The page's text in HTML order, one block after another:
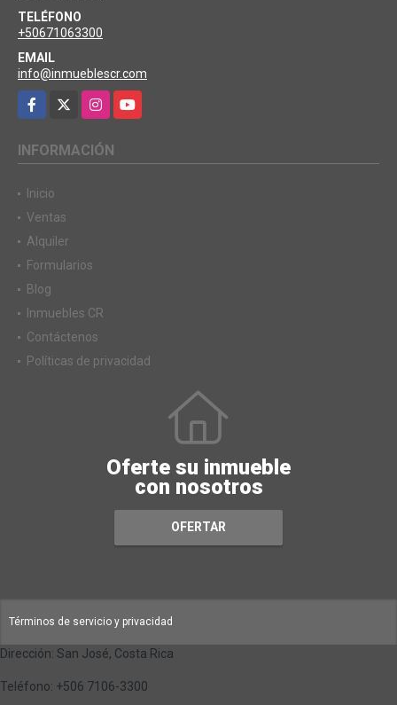
TELÉFONO
+50671063300
EMAIL
info@inmueblescr.com
Facebook
InstagramYouTube
INFORMACIÓN
Inicio
Ventas
Alquiler
Formularios
Blog
Inmuebles CR
Contáctenos
Políticas de privacidad
Oferte su inmueble
con nosotros
OFERTAR
Términos de servicio y privacidad
Dirección: San José, Costa Rica
Teléfono: +506 7106-3300